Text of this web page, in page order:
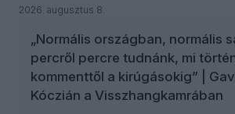
2026. augusztus 8.
„Normális országban, normális
percről percre tudnánk, mi
kommenttől a kirúgásokig” |
Kóczián a Visszhangkamrában